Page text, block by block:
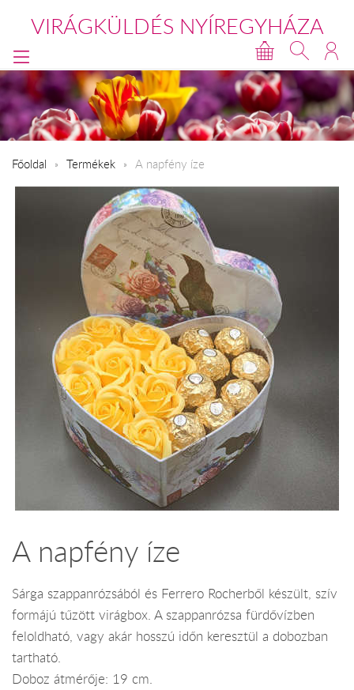
VIRÁGKÜLDÉS NYÍREGYHÁZA
Főoldal Termékek A napfény íze
A napfény íze
Sárga szappanrózsából és Ferrero Rocherből készült, szív
formájú tűzött virágbox. A szappanrózsa fürdővízben
feloldható, vagy akár hosszú időn keresztül a dobozban
tartható.
Doboz átmérője: 19 cm.